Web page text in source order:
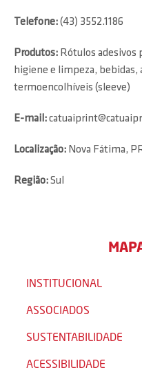
Telefone:(43) 3552.1186
Produtos: Rótulos adesivos
higiene e limpeza,
termoencolhíveis (sleeve)
E-mail:
Localização: Nova Fátima,
Região:Sul
INSTITUCIONAL
ASSOCIADOS
SUSTENTABILIDADE
ACESSIBILIDADE